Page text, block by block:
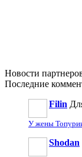
Новости
Последние
Filin
У жены
Shodan